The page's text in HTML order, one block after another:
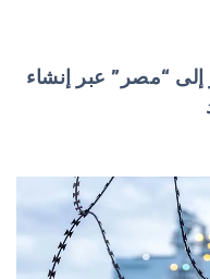
إلى “مصر” عبر إنشاء